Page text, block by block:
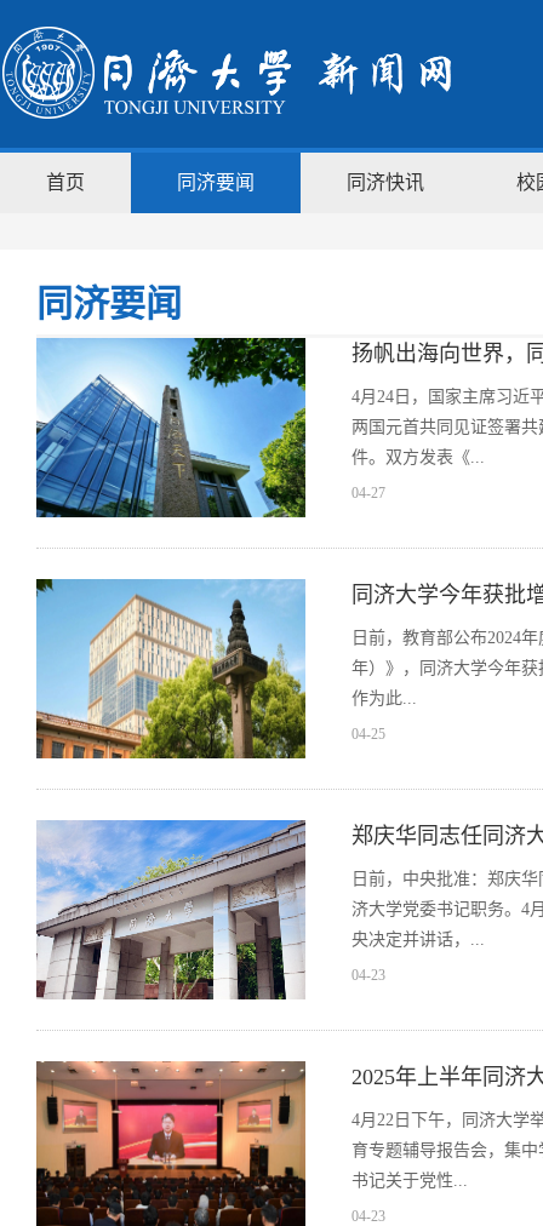
首页 同济要闻 同济快讯 校
同济要闻
扬帆出海向世界，
4月24日，国家主席习近
两国元首共同见证签署
件。双方发表《...
04-27
同济大学今年获批
日前，教育部公布2024
年）》，同济大学今年获
作为此...
04-25
郑庆华同志任同济
日前，中央批准：郑庆
济大学党委书记职务。4
央决定并讲话，...
04-23
2025年上半年同济
4月22日下午，同济大学
育专题辅导报告会，集
书记关于党性...
04-23